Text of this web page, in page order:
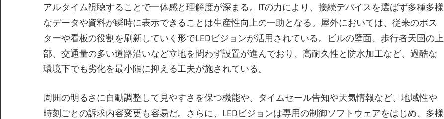
アルタイム視聴することで一体感と理解度が深まる。ITの力により、接続デバイスを選ばず多種多様
なデータや資料が瞬時に表示できることは生産性向上の一助となる。屋外においては、従来のポス
ターや看板の役割を刷新していく形でLEDビジョンが活用されている。ビルの壁面、歩行者天国の上
部、交通量の多い道路沿いなど立地を問わず設置が進んでおり、高耐久性と防水加工など、過酷な
環境下でも劣化を最小限に抑える工夫が施されている。
周囲の明るさに自動調整して見やすさを保つ機能や、タイムセール告知や天気情報など、地域性や
時刻ごとの訴求内容変更も容易だ。さらに、LEDビジョンは専用の制御ソフトウェアをはじめ、多様